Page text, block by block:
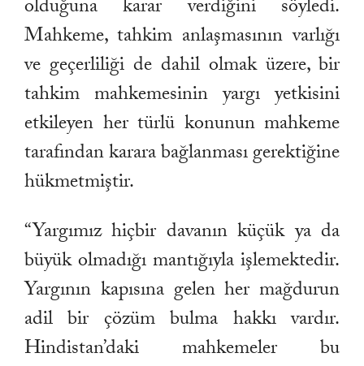
olduğuna karar verdiğini söyledi.
Mahkeme, tahkim anlaşmasının varlığı
ve geçerliliği de dahil olmak üzere, bir
tahkim mahkemesinin yargı yetkisini
etkileyen her türlü konunun mahkeme
tarafından karara bağlanması gerektiğine
hükmetmiştir.
“Yargımız hiçbir davanın küçük ya da
büyük olmadığı mantığıyla işlemektedir.
Yargının kapısına gelen her mağdurun
adil bir çözüm bulma hakkı vardır.
Hindistan’daki mahkemeler bu